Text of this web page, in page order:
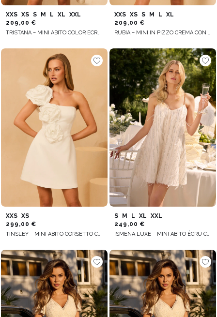
XXS XS S M L XL
XXL
209,00 €
TRISTANA – MINI ABITO COLOR ECRU CON MANICHE AMPIE
XXS XS S M L
XL
209,00 €
RUBIA – MINI IN PIZZO CREMA CON SOTTOGONNA BEIGE
XXS XS
299,00 €
TINSLEY – MINI ABITO CORSETTO CON FIORI DISPOSTI A MANO
S M L XL
XXL
249,00 €
ISMENA LUXE – MINI ABITO ÉCRU CON PAILLETTES E PIUME